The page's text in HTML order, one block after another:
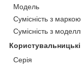
Модель
Сумісність з маркою
Сумісність з
Серія